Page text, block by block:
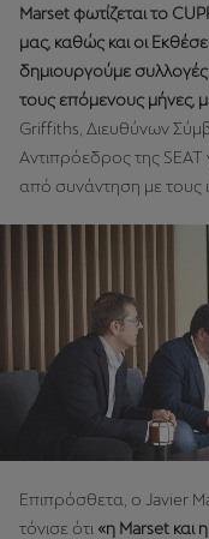
Marset φωτίζεται το
μας, καθώς και οι
δημιουργούμε
τους επόμενους μήνες,
Griffiths, Διευθύνων
Αντιπρόεδρος της SEAT
από συνάντηση με τους
Επιπρόσθετα, ο Javier
τόνισε ότι «η Marset και